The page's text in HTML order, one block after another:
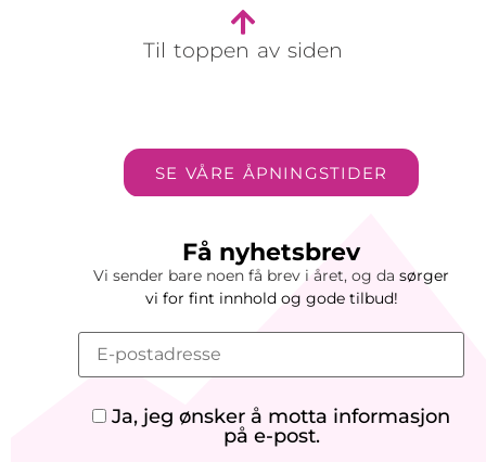
Til toppen av siden
SE VÅRE ÅPNINGSTIDER
Få nyhetsbrev
Vi sender bare noen få brev i året, og da sørger
vi for fint innhold og gode tilbud!
Ja, jeg ønsker å motta informasjon
på e-post.